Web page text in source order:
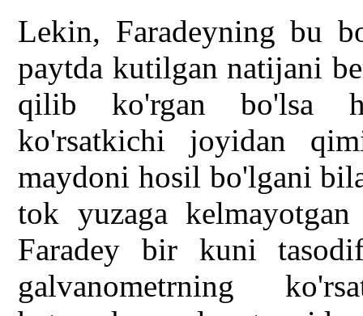
Lekin, Faradeyning bu
paytda kutilgan natijani
qilib ko'rgan bo'lsa
ko'rsatkichi joyidan
maydoni hosil bo'lgani
tok yuzaga
Faradey bir kuni
galvanometrning